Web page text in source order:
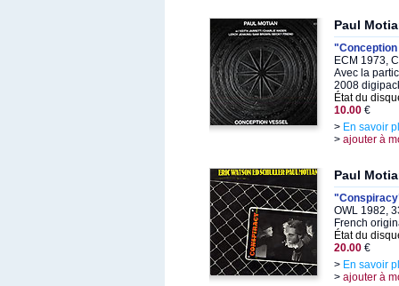
Paul
ECM 1973,
Avec la
2008
État du
10.00 €
> En savoir
> ajouter à
Paul
OWL 1982,
French
État du
20.00 €
> En savoir
> ajouter à